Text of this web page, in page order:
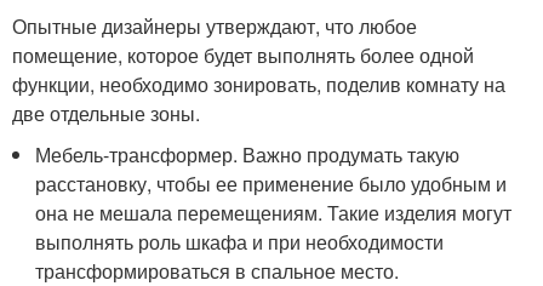
Опытные дизайнеры утверждают, что любое
помещение, которое будет выполнять более одной
функции, необходимо зонировать, поделив комнату на
две отдельные зоны.
Мебель-трансформер. Важно продумать такую
расстановку, чтобы ее применение было удобным и
она не мешала перемещениям. Такие изделия могут
выполнять роль шкафа и при необходимости
трансформироваться в спальное место.